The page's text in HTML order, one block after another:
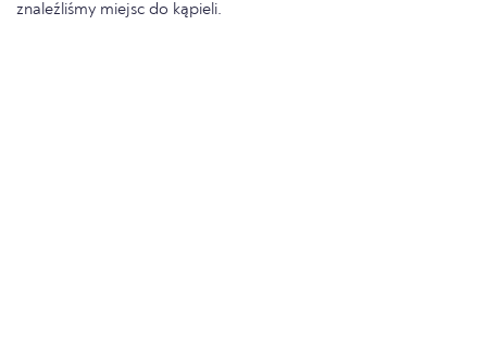
znaleźliśmy miejsc do kąpieli.